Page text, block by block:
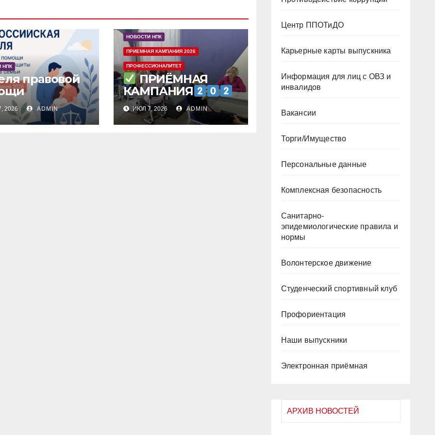
НПК
правовой
2026 ADMIN
НОВОСТИ НПК
ПРИЕМНАЯ КАМПАНИЯ 2026
ПРОФЕССИОНАЛИТЕТ
ПРИЁМНАЯ
КАМПАНИЯ
ИЮЛ 7, 2026 ADMIN
Центр ППОТиДО
Карьерные карты выпускника
Информация для лиц с ОВЗ и
инвалидов
Вакансии
Торги/Имущество
Персональные данные
Комплексная безопасность
Санитарно-
эпидемиологические правила и
нормы
Волонтерское движение
Студенческий спортивный клуб
Профориентация
Наши выпускники
Электронная приёмная
АРХИВ НОВОСТЕЙ